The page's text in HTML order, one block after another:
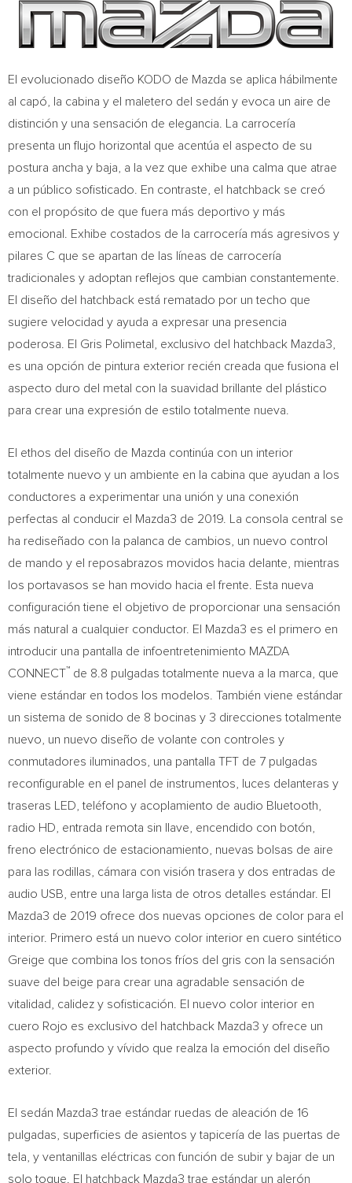
El evolucionado diseño KODO de Mazda se aplica hábilmente
al capó, la cabina y el maletero del sedán y evoca un aire de
distinción y una sensación de elegancia. La carrocería
presenta un flujo horizontal que acentúa el aspecto de su
postura ancha y baja, a la vez que exhibe una calma que atrae
a un público sofisticado. En contraste, el hatchback se creó
con el propósito de que fuera más deportivo y más
emocional. Exhibe costados de la carrocería más agresivos y
pilares C que se apartan de las líneas de carrocería
tradicionales y adoptan reflejos que cambian constantemente.
El diseño del hatchback está rematado por un techo que
sugiere velocidad y ayuda a expresar una presencia
poderosa. El Gris Polimetal, exclusivo del hatchback Mazda3,
es una opción de pintura exterior recién creada que fusiona el
aspecto duro del metal con la suavidad brillante del plástico
para crear una expresión de estilo totalmente nueva.
El ethos del diseño de Mazda continúa con un interior
totalmente nuevo y un ambiente en la cabina que ayudan a los
conductores a experimentar una unión y una conexión
perfectas al conducir el Mazda3 de 2019. La consola central se
ha rediseñado con la palanca de cambios, un nuevo control
de mando y el reposabrazos movidos hacia delante, mientras
los portavasos se han movido hacia el frente. Esta nueva
configuración tiene el objetivo de proporcionar una sensación
más natural a cualquier conductor. El Mazda3 es el primero en
introducir una pantalla de infoentretenimiento MAZDA
CONNECT™ de 8.8 pulgadas totalmente nueva a la marca, que
viene estándar en todos los modelos. También viene estándar
un sistema de sonido de 8 bocinas y 3 direcciones totalmente
nuevo, un nuevo diseño de volante con controles y
conmutadores iluminados, una pantalla TFT de 7 pulgadas
reconfigurable en el panel de instrumentos, luces delanteras y
traseras LED, teléfono y acoplamiento de audio Bluetooth,
radio HD, entrada remota sin llave, encendido con botón,
freno electrónico de estacionamiento, nuevas bolsas de aire
para las rodillas, cámara con visión trasera y dos entradas de
audio USB, entre una larga lista de otros detalles estándar. El
Mazda3 de 2019 ofrece dos nuevas opciones de color para el
interior. Primero está un nuevo color interior en cuero sintético
Greige que combina los tonos fríos del gris con la sensación
suave del beige para crear una agradable sensación de
vitalidad, calidez y sofisticación. El nuevo color interior en
cuero Rojo es exclusivo del hatchback Mazda3 y ofrece un
aspecto profundo y vívido que realza la emoción del diseño
exterior.
El sedán Mazda3 trae estándar ruedas de aleación de 16
pulgadas, superficies de asientos y tapicería de las puertas de
tela, y ventanillas eléctricas con función de subir y bajar de un
solo toque. El hatchback Mazda3 trae estándar un alerón